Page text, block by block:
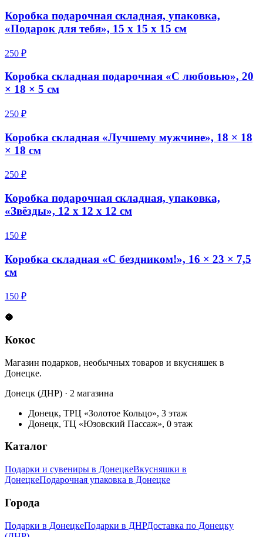
Коробка подарочная складная, упаковка,
«Подарок для тебя», 15 х 15 х 15 см
250 ₽
Коробка складная подарочная «С любовью», 20
× 18 × 5 см
250 ₽
Коробка складная «Лучшему мужчине», 18 × 18
× 18 см
250 ₽
Коробка подарочная складная, упаковка,
«Звёзды», 12 х 12 х 12 см
150 ₽
Коробка складная «С бездником!», 16 × 23 × 7,5
см
150 ₽
🥥
Кокос
Магазин подарков, необычных товаров и вкусняшек в
Донецке.
Донецк (ДНР) · 2 магазина
Донецк, ТРЦ «Золотое Кольцо», 3 этаж
Донецк, ТЦ «Юзовский Пассаж», 0 этаж
Каталог
Подарки и сувениры в ДонецкеВкусняшки в
ДонецкеПодарочная упаковка в Донецке
Города
Подарки в ДонецкеПодарки в ДНРДоставка по Донецку